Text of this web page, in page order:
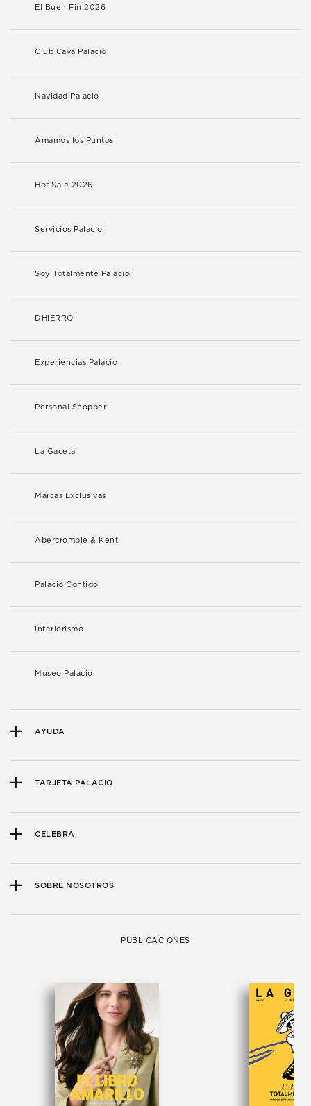
El Buen Fin 2026
Club Cava Palacio
Navidad Palacio
Amamos los Puntos
Hot Sale 2026
Servicios Palacio
Soy Totalmente Palacio
DHIERRO
Experiencias Palacio
Personal Shopper
La Gaceta
Marcas Exclusivas
Abercrombie & Kent
Palacio Contigo
Interiorismo
Museo Palacio
AYUDA
TARJETA PALACIO
CELEBRA
SOBRE NOSOTROS
PUBLICACIONES